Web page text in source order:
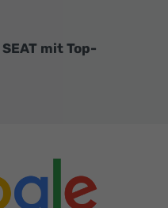
mit Top-